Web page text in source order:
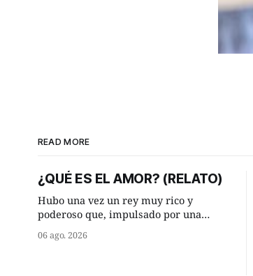
READ MORE
¿QUÉ ES EL AMOR? (RELATO)
Hubo una vez un rey muy rico y
poderoso que, impulsado por una
hizo una inesperada pregunta al más
06 ago. 2026